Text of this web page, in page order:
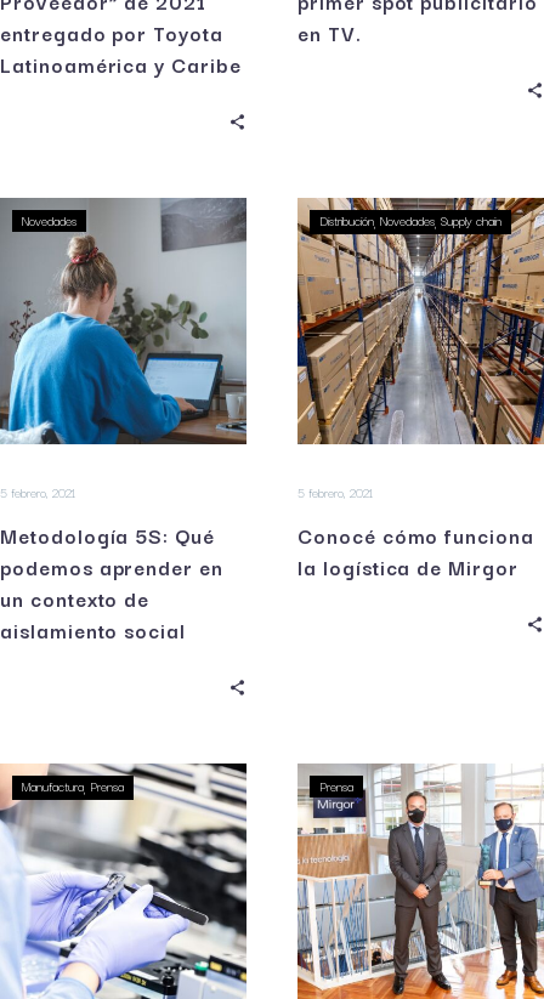
entregado por Toyota
Latinoamérica y Caribe
en TV.
Novedades
5 febrero, 2021
Metodología 5S: Qué
podemos aprender en
un contexto de
aislamiento social
Distribución Novedades Supply chain
5 febrero, 2021
Conocé cómo funciona
la logística de Mirgor
Manufactura Prensa Prensa